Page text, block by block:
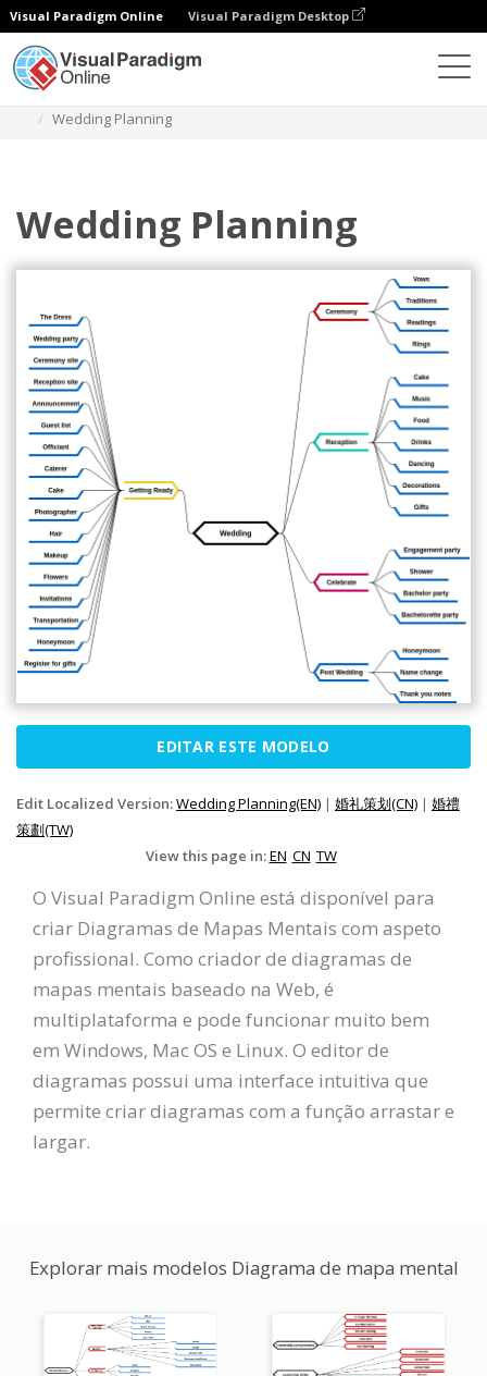
Visual Paradigm Online Visual Paradigm Desktop
Wedding Planning
Wedding Planning
EDITAR ESTE MODELO
Edit Localized Version:Wedding Planning(EN) | 婚礼策划(CN) | 婚禮
策劃(TW)
View this page in:EN CN TW
O Visual Paradigm Online está disponível para
criar Diagramas de Mapas Mentais com aspeto
profissional. Como criador de diagramas de
mapas mentais baseado na Web, é
multiplataforma e pode funcionar muito bem
em Windows, Mac OS e Linux. O editor de
diagramas possui uma interface intuitiva que
permite criar diagramas com a função arrastar e
largar.
Explorar mais modelos Diagrama de mapa mental